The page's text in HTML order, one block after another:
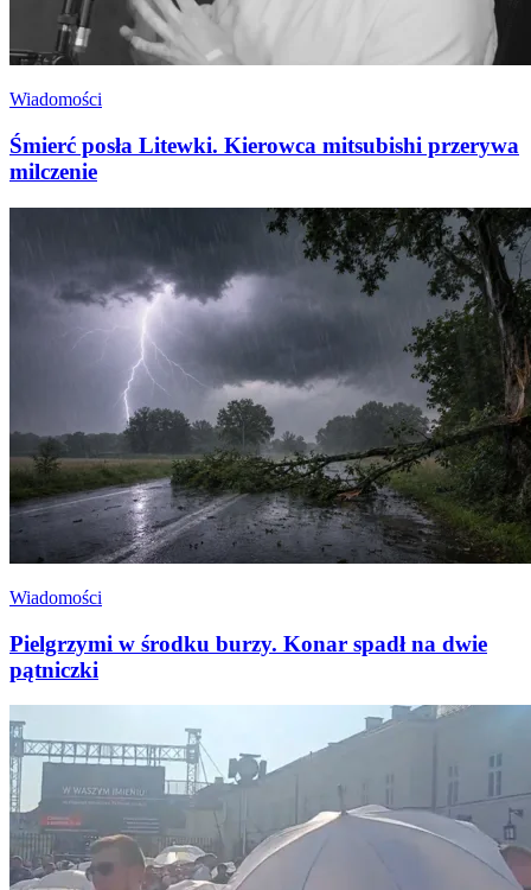
Wiadomości
Śmierć posła Litewki. Kierowca mitsubishi przerywa
milczenie
Wiadomości
Pielgrzymi w środku burzy. Konar spadł na dwie
pątniczki